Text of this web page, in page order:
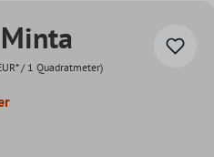
/ 1 Quadratmeter)